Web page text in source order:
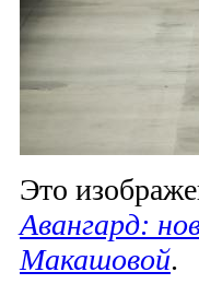
Это
Авангард:
Макашовой.